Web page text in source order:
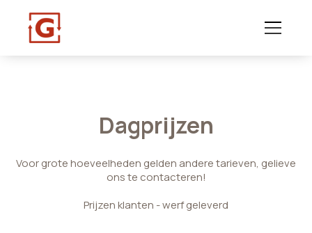
Dagprijzen
Voor grote hoeveelheden gelden andere tarieven, gelieve
ons te contacteren!
Prijzen klanten - werf geleverd